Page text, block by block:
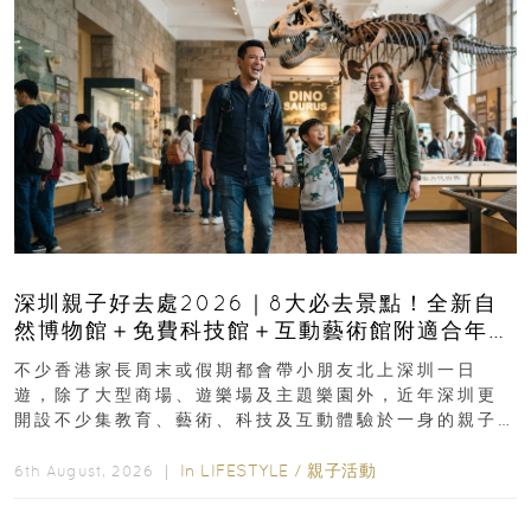
深圳親子好去處2026｜8大必去景點！全新自
然博物館＋免費科技館＋互動藝術館附適合年
齡、交通、門票、開放時間
不少香港家長周末或假期都會帶小朋友北上深圳一日
遊，除了大型商場、遊樂場及主題樂園外，近年深圳更
開設不少集教育、藝術、科技及互動體驗於一身的親子
6th August, 2026 ｜ In LIFESTYLE / 親子活動